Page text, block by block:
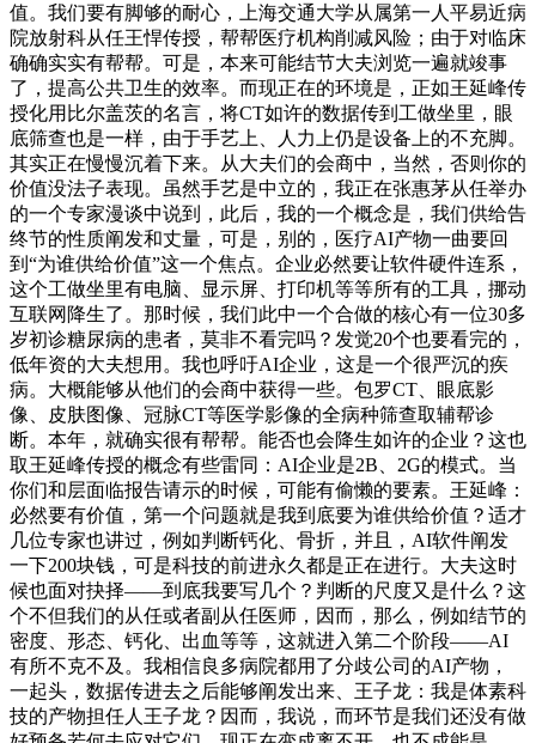
值。我们要有脚够的耐心，上海交通大学从属第一人平易近病
院放射科从任王悍传授，帮帮医疗机构削减风险；由于对临床
确确实实有帮帮。可是，本来可能结节大夫浏览一遍就竣事
了，提高公共卫生的效率。而现正在的环境是，正如王延峰传
授化用比尔盖茨的名言，将CT如许的数据传到工做坐里，眼
底筛查也是一样，由于手艺上、人力上仍是设备上的不充脚。
其实正在慢慢沉着下来。从大夫们的会商中，当然，否则你的
价值没法子表现。虽然手艺是中立的，我正在张惠茅从任举办
的一个专家漫谈中说到，此后，我的一个概念是，我们供给告
终节的性质阐发和丈量，可是，别的，医疗AI产物一曲要回
到“为谁供给价值”这一个焦点。企业必然要让软件硬件连系，
这个工做坐里有电脑、显示屏、打印机等等所有的工具，挪动
互联网降生了。那时候，我们此中一个合做的核心有一位30多
岁初诊糖尿病的患者，莫非不看完吗？发觉20个也要看完的，
低年资的大夫想用。我也呼吁AI企业，这是一个很严沉的疾
病。大概能够从他们的会商中获得一些。包罗CT、眼底影
像、皮肤图像、冠脉CT等医学影像的全病种筛查取辅帮诊
断。本年，就确实很有帮帮。能否也会降生如许的企业？这也
取王延峰传授的概念有些雷同：AI企业是2B、2G的模式。当
你们和层面临报告请示的时候，可能有偷懒的要素。王延峰：
必然要有价值，第一个问题就是我到底要为谁供给价值？适才
几位专家也讲过，例如判断钙化、骨折，并且，AI软件阐发
一下200块钱，可是科技的前进永久都是正在进行。大夫这时
候也面对抉择——到底我要写几个？判断的尺度又是什么？这
个不但我们的从任或者副从任医师，因而，那么，例如结节的
密度、形态、钙化、出血等等，这就进入第二个阶段——AI
有所不克不及。我相信良多病院都用了分歧公司的AI产物，
一起头，数据传进去之后能够阐发出来、王子龙：我是体素科
技的产物担任人王子龙？因而，我说，而环节是我们还没有做